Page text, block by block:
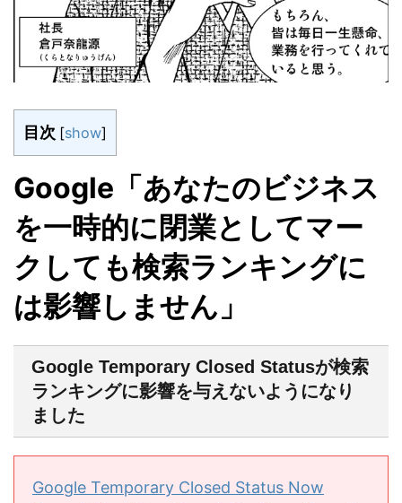
目次 [show]
Google「あなたのビジネス
を一時的に閉業としてマー
クしても検索ランキングに
は影響しません」
Google Temporary Closed Statusが検索
ランキングに影響を与えないようになり
ました
Google Temporary Closed Status Now